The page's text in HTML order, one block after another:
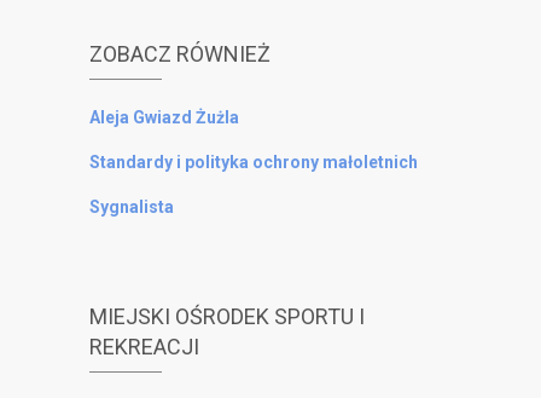
ZOBACZ RÓWNIEŻ
Aleja Gwiazd Żużla
Standardy i polityka ochrony małoletnich
Sygnalista
MIEJSKI OŚRODEK SPORTU I
REKREACJI